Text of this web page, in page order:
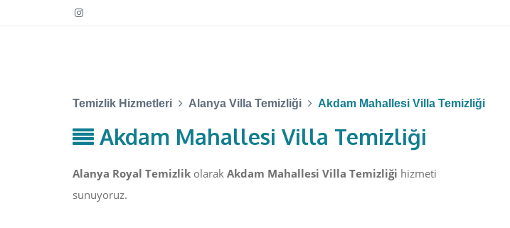
Temizlik Hizmetleri Alanya Villa Temizliği Akdam Mahallesi Villa Temizliği
Akdam Mahallesi Villa Temizliği
Alanya Royal Temizlik olarak Akdam Mahallesi Villa Temizliği hizmeti
sunuyoruz.